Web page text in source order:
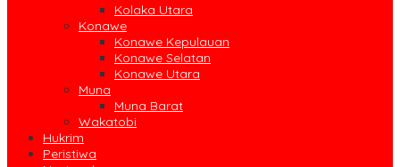
Kolaka Utara
Konawe
Konawe Kepulauan
Konawe Selatan
Konawe Utara
Muna
Muna Barat
Wakatobi
Hukrim
Peristiwa